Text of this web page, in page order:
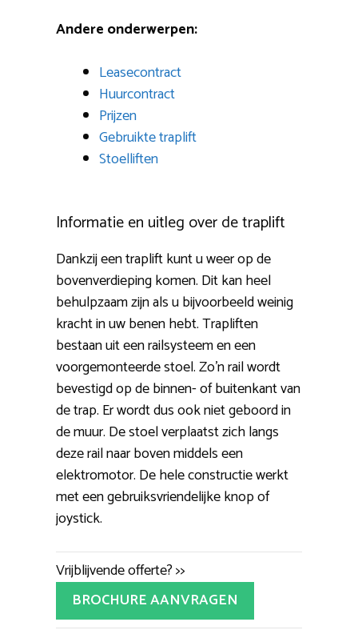
Andere onderwerpen:
Leasecontract
Huurcontract
Prijzen
Gebruikte traplift
Stoelliften
Informatie en uitleg over de traplift
Dankzij een traplift kunt u weer op de
bovenverdieping komen. Dit kan heel
behulpzaam zijn als u bijvoorbeeld weinig
kracht in uw benen hebt. Trapliften
bestaan uit een railsysteem en een
voorgemonteerde stoel. Zo’n rail wordt
bevestigd op de binnen- of buitenkant van
de trap. Er wordt dus ook niet geboord in
de muur. De stoel verplaatst zich langs
deze rail naar boven middels een
elektromotor. De hele constructie werkt
met een gebruiksvriendelijke knop of
joystick.
Vrijblijvende offerte? >>
BROCHURE AANVRAGEN